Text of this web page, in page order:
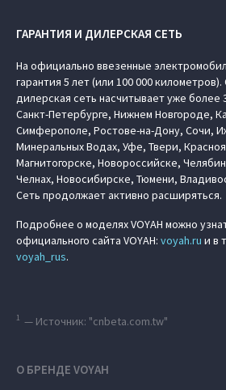
ГАРАНТИЯ И ДИЛЕРСКАЯ СЕТЬ
На официально ввезенные
гарантия 5 лет (или 100 000
дилерская сеть насчитывает уже более
Санкт-Петербурге, Нижнем Новгороде,
Симферополе, Ростове-на-Дону, Сочи,
Минеральных Водах, Уфе, Твери,
Магнитогорске, Новороссийске,
Челнах, Новосибирске, Тюмени,
Сеть продолжает активно расширяться.
Подробнее о моделях VOYAH можно
официального сайта VOYAH: voyah.ru и в
voyah_rus.
1 — Источник: "cnbeta.com.tw"
О БРЕНДЕ VOYAH